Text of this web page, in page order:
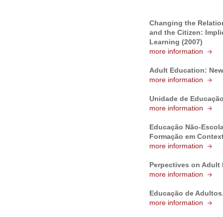
Changing the
and the Citizen:
Learning (2007)
more information
Adult Education:
more information
Unidade de
more information
Educação Não-
Formação em
more information
Perpectives on
more information
Educação de
more information